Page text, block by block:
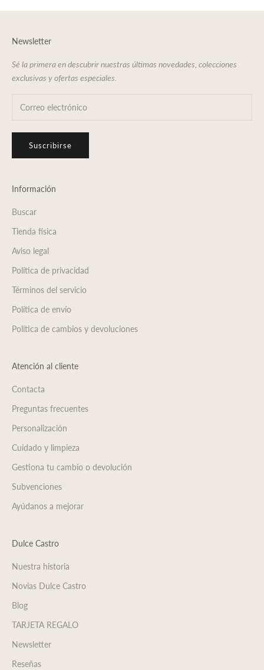
Newsletter
Sé la primera en descubrir nuestras últimas novedades, colecciones
exclusivas y ofertas especiales.
Suscribirse
Información
Buscar
Tienda física
Aviso legal
Política de privacidad
Términos del servicio
Política de envío
Política de cambios y devoluciones
Atención al cliente
Contacta
Preguntas frecuentes
Personalización
Cuidado y limpieza
Gestiona tu cambio o devolución
Subvenciones
Ayúdanos a mejorar
Dulce Castro
Nuestra historia
Novias Dulce Castro
Blog
TARJETA REGALO
Newsletter
Reseñas